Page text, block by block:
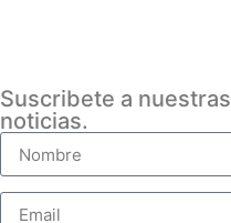
Suscribete a nuestras
noticias.